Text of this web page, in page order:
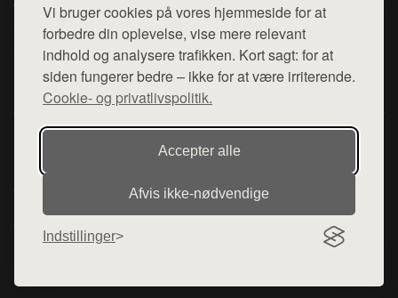
Vi bruger cookies på vores hjemmeside for at
forbedre din oplevelse, vise mere relevant
indhold og analysere trafikken. Kort sagt: for at
siden fungerer bedre – ikke for at være irriterende.
Cookie- og privatlivspolitik.
Accepter alle
Afvis ikke‑nødvendige
Indstillinger
Top Rabatter
Blog
Kontakt
Mail: hej@want.dk
Cookie- og privatlivspolitik
Denne side er en del af want.dk, der udgiver en række
hjemmesider med præsentation af forskellige produkter fra
diverse webshops. Der sælges ikke varer fra denne side - vi
henviser til de shops, som sælger varen. Vi har heller ikke
varerne på lager.